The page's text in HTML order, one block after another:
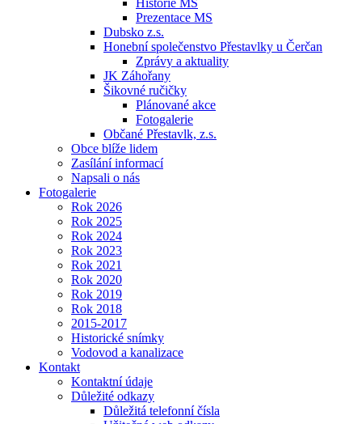
Historie MS
Prezentace MS
Dubsko z.s.
Honební společenstvo Přestavlky u Čerčan
Zprávy a aktuality
JK Záhořany
Šikovné ručičky
Plánované akce
Fotogalerie
Občané Přestavlk, z.s.
Obce blíže lidem
Zasílání informací
Napsali o nás
Fotogalerie
Rok 2026
Rok 2025
Rok 2024
Rok 2023
Rok 2021
Rok 2020
Rok 2019
Rok 2018
2015-2017
Historické snímky
Vodovod a kanalizace
Kontakt
Kontaktní údaje
Důležité odkazy
Důležitá telefonní čísla